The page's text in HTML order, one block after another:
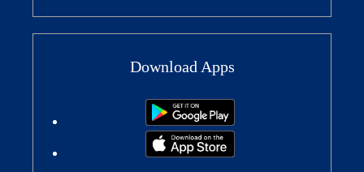
Download Apps